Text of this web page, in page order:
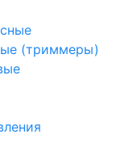
(триммеры)